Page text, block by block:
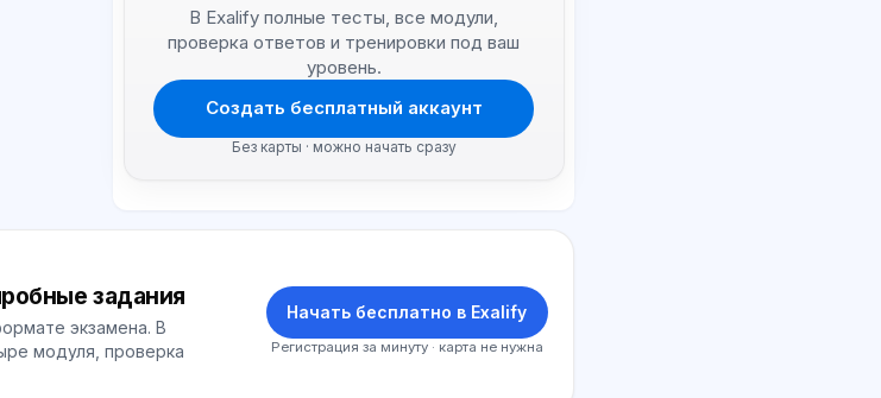
В Exalify полные тесты, все модули,
проверка ответов и тренировки под ваш
уровень.
Создать бесплатный аккаунт
Без карты · можно начать сразу
задания
экзамена. В
модуля, проверка
Начать бесплатно в Exalify
Регистрация за минуту · карта не нужна